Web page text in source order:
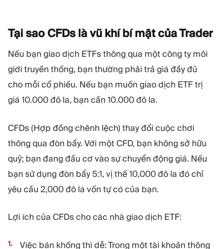
Tại sao CFDs là vũ khí bí mật củaTrader
Nếu bạn giao dịch ETFs thông qua một công ty môi
giới truyền thống, bạn thường phải trả giá đầy đủ
cho mỗi cổ phiếu. Nếu bạn muốn giao dịch ETF trị
giá 10.000 đô la, bạn cần 10.000 đô la.
CFDs (Hợp đồng chênh lệch) thay đổi cuộc chơi
thông qua đòn bẩy. Với một CFD, bạn không sở hữu
quỹ; bạn đang đầu cơ vào sự chuyển động giá. Nếu
bạn sử dụng đòn bẩy 5:1, vị thế 10,000 đô la đó chỉ
yêu cầu 2,000 đô la vốn tự có của bạn.
Lợi ích của CFDs cho các nhà giao dịch ETF:
Việc bán khống thì dễ: Trong một tài khoản thông